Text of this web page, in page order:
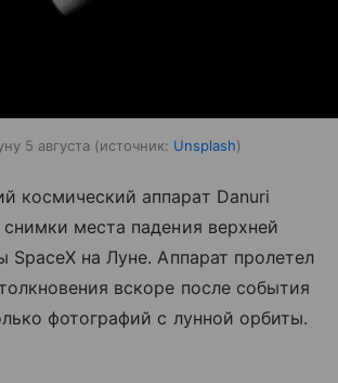
5 августа источник: Unsplash
космический аппарат Danuri
места падения верхней
SpaceX на Луне. Аппарат пролетел
вскоре после события
фотографий с лунной орбиты.